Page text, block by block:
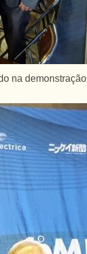
na demonstração